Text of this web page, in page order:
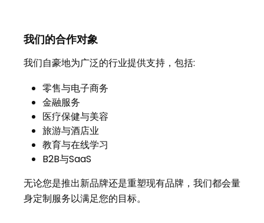
我们的合作对象
我们自豪地为广泛的行业提供支持，包括:
零售与电子商务
金融服务
医疗保健与美容
旅游与酒店业
教育与在线学习
B2B与SaaS
无论您是推出新品牌还是重塑现有品牌，我们都会量
身定制服务以满足您的目标。